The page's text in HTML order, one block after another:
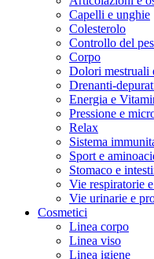
Capelli e unghie
Colesterolo
Controllo del
Corpo
Dolori mestruali
Drenanti-
Energia e
Pressione e
Relax
Sistema
Sport e
Stomaco e
Vie respiratorie
Vie urinarie e
Cosmetici
Linea corpo
Linea viso
Linea igiene